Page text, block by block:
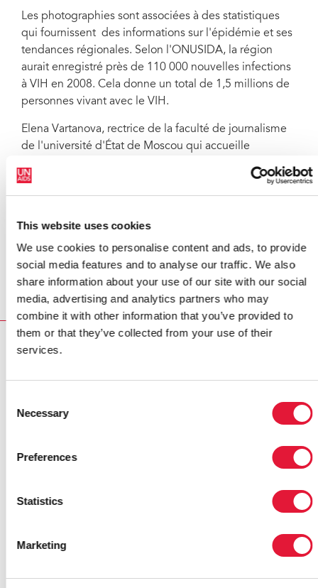
This website uses cookies
We use cookies to personalise content and ads, to provide
social media features and to analyse our traffic. We also
share information about your use of our site with our social
media, advertising and analytics partners who may
combine it with other information that you’ve provided to
them or that they’ve collected from your use of their
services.
Selection
Necessary
Preferences
Statistics
Marketing
Les photographies sont associées à des statistiques
qui fournissent des informations sur l'épidémie et ses
tendances régionales. Selon l'ONUSIDA, la région
aurait enregistré près de 110 000 nouvelles infections
à VIH en 2008. Cela donne un total de 1,5 millions de
personnes vivant avec le VIH.
Elena Vartanova, rectrice de la faculté de journalisme
de l'université d'État de Moscou qui accueille
jeunes, ne peuvent rester indifférents après avoir vu
cette exposition. Ces images nous encouragent à
l'épidémie de VIH.»
L'exposition Le temps d'agir
se tient jusqu'au 29
octobre 2010.
RELATED